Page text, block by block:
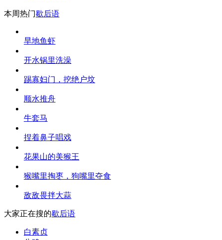
本周热门歇后语
旱地鱼虾
开水锅里洗澡
踢寡妇门，挖绝户坟
顺水推舟
牛套马
捏着鼻子唱戏
花果山的美猴王
猴嘴里掏枣，狗嘴里夺食
敌敌畏拌大蒜
大家正在搜的歇后语
白素贞